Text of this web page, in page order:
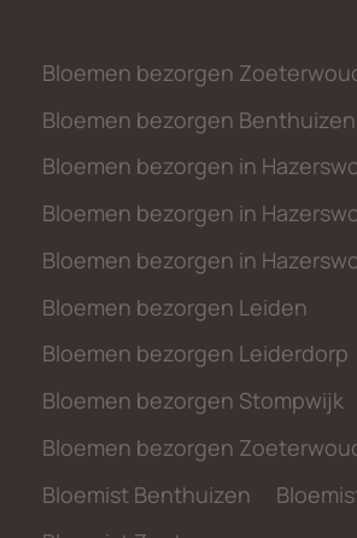
Bloemen bezorgen
Bloemen bezorgen Benthuizen
Bloemen bezorgen in
Bloemen bezorgen in
Bloemen bezorgen in
Bloemen bezorgen Leiden
Bloemen bezorgen Leiderdorp
Bloemen bezorgen Stompwijk
Bloemen bezorgen
Bloemist Benthuizen